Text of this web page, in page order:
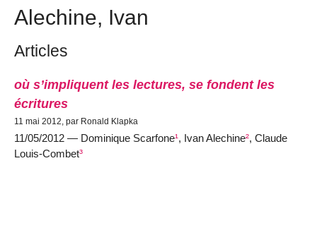
Alechine, Ivan
Articles
où s’impliquent les lectures, se fondent les
écritures
11 mai 2012, par Ronald Klapka
11/05/2012 — Dominique Scarfone¹, Ivan Alechine², Claude
Louis-Combet³